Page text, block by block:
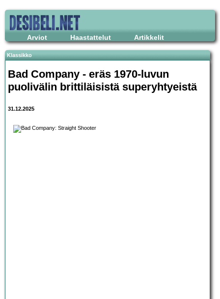
Arviot Haastattelut Artikkelit
Klassikko
Bad Company - eräs 1970-luvun
puolivälin brittiläisistä superyhtyeistä
31.12.2025